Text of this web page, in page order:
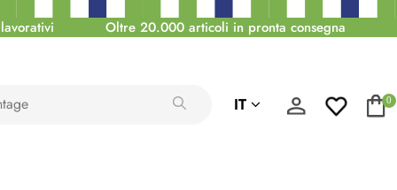
Oltre 20.000 articoli in pronta consegna
IT 0